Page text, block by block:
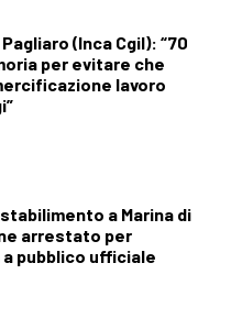
(Inca Cgil): “70
per evitare che
lavoro
a Marina di
arrestato per
pubblico ufficiale